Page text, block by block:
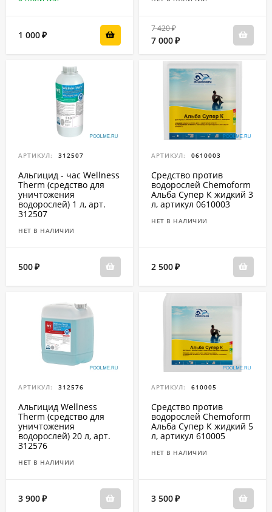
1 000₽
7 420 ₽
7 000₽
АРТИКУЛ: 312507
Альгицид - час Wellness
Therm (средство для
уничтожения
водорослей) 1 л, арт.
312507
НЕТ В НАЛИЧИИ
500₽
АРТИКУЛ: 0610003
Средство против
водорослей Chemoform
Альба Cупер К жидкий 3
л, артикул 0610003
НЕТ В НАЛИЧИИ
2 500₽
АРТИКУЛ: 312576
Альгицид Wellness
Therm (средство для
уничтожения
водорослей) 20 л, арт.
312576
НЕТ В НАЛИЧИИ
3 900₽
АРТИКУЛ: 610005
Средство против
водорослей Chemoform
Альба Cупер К жидкий 5
л, артикул 610005
НЕТ В НАЛИЧИИ
3 500₽